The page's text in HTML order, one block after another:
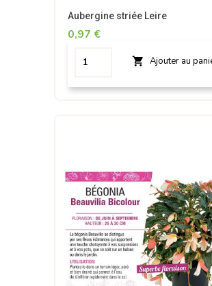
Aubergine striée Leire
0,97 €
 Ajouter au